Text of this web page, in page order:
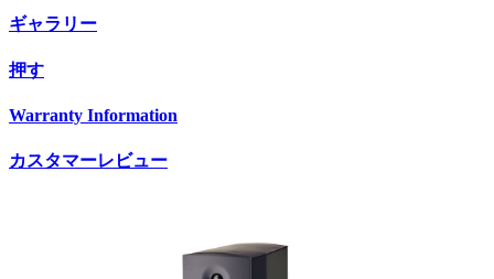
ギャラリー
押す
Warranty Information
カスタマーレビュー